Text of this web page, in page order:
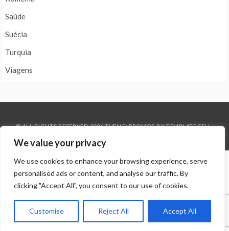
We value your privacy
We use cookies to enhance your browsing experience, serve
personalised ads or content, and analyse our traffic. By
clicking "Accept All", you consent to our use of cookies.
Customise Reject All Accept All
Saúde
Suécia
Turquia
Viagens
© ALL RIGHTS RESERVED 2026 THEME: PROMOS BYTEMPLATE SELL.